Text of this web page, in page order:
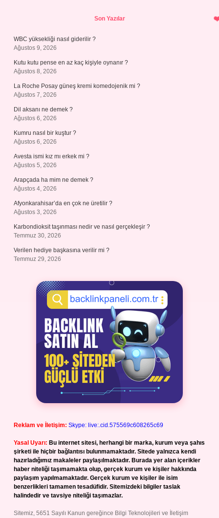
Son Yazılar
WBC yüksekliği nasıl giderilir ?
Ağustos 9, 2026
Kutu kutu pense en az kaç kişiyle oynanır ?
Ağustos 8, 2026
La Roche Posay güneş kremi komedojenik mi ?
Ağustos 7, 2026
Dil aksanı ne demek ?
Ağustos 6, 2026
Kumru nasıl bir kuştur ?
Ağustos 6, 2026
Avesta ismi kız mı erkek mi ?
Ağustos 5, 2026
Arapçada ha mim ne demek ?
Ağustos 4, 2026
Afyonkarahisar’da en çok ne üretilir ?
Ağustos 3, 2026
Karbondioksit taşınması nedir ve nasıl gerçekleşir ?
Temmuz 30, 2026
Verilen hediye başkasına verilir mi ?
Temmuz 29, 2026
Reklam ve İletişim: Skype: live:.cid.575569c608265c69
Yasal Uyarı: Bu internet sitesi, herhangi bir marka, kurum veya şahıs
şirketi ile hiçbir bağlantısı bulunmamaktadır. Sitede yalnızca kendi
hazırladığımız makaleler paylaşılmaktadır. Burada yer alan içerikler
haber niteliği taşımamakta olup, gerçek kurum ve kişiler hakkında
paylaşım yapılmamaktadır. Gerçek kurum ve kişiler ile isim
benzerlikleri tamamen tesadüfidir. Sitemizdeki bilgiler taslak
halindedir ve tavsiye niteliği taşımazlar.
Sitemiz, 5651 Sayılı Kanun gereğince Bilgi Teknolojileri ve İletişim